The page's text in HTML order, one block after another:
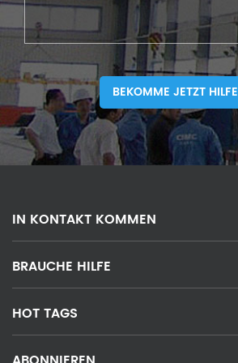
BEKOMME JETZT HILFE
IN KONTAKT KOMMEN
BRAUCHE HILFE
HOT TAGS